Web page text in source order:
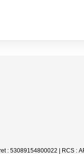
: 53089154800022 | RCS :